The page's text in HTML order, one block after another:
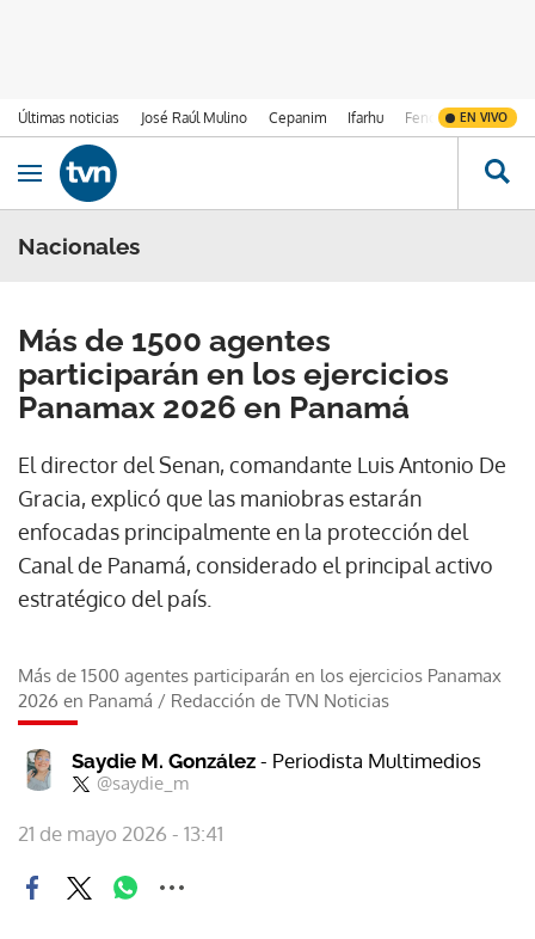
Últimas noticias José Raúl Mulino Cepanim Ifarhu Fenómeno de El
EN VIVO
Ir al contenido
Obrir navegació
Nacionales
Más de 1500 agentes
participarán en los ejercicios
Panamax 2026 en Panamá
El director del Senan, comandante Luis Antonio De
Gracia, explicó que las maniobras estarán
enfocadas principalmente en la protección del
Canal de Panamá, considerado el principal activo
estratégico del país.
Más de 1500 agentes participarán en los ejercicios Panamax
2026 en Panamá / Redacción de TVN Noticias
Saydie M. González - Periodista Multimedios
@saydie_m
21 de mayo 2026 - 13:41